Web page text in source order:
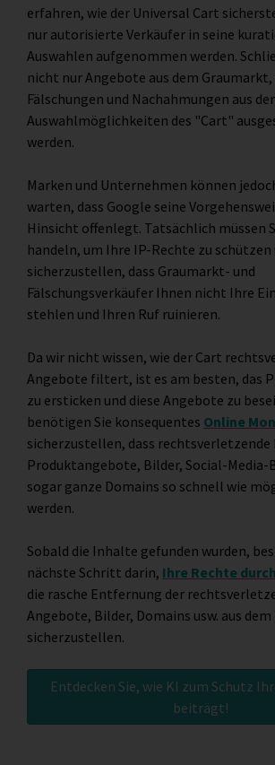
erfahren, wie der Universal Cart
nur autorisierte Verkäufer in seine
Auswahlen aufgenommen werden.
nicht nur Angebote aus dem Graumarkt,
Fälschungen und Nachahmungen aus
Auswahlmöglichkeiten des "Cart"
werden.
Marken und Unternehmen können
warten, dass Google seine
Hinsicht offenlegt. Tatsächlich müssen
handeln, um Ihre IP-Rechte zu schützen
sicherzustellen, dass Graumarkt- und
Fälschungsverkäufer Ihnen nicht Ihre
stehlen und Ihren Ruf ruinieren.
Da wir nicht wissen, wie der Cart
Angebote filtert, ist es am besten, das
zu ersticken und diese Angebote zu
benötigen Sie konsequentes Online
sicherzustellen, dass
Produktangebote, Bilder, Social-Media-
sogar ganze Domains so schnell wie
werden.
Sobald die Inhalte gefunden wurden,
nächste Schritt darin, Ihre Rechte
die rasche Entfernung der
Angebote, Bilder, Domains usw. aus
sicherzustellen.
Entdecken Sie, wie KI zum Schutz
beiträgt!